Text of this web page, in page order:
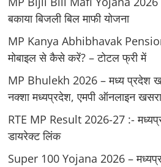
बकाया बिजली बिल माफी योजना
MP Kanya Abhibhavak
मोबाइल से कैसे करें? – टोटल फ्री में
MP Bhulekh 2026 – मध्य प्रदेश
नक्शा मध्यप्रदेश, एमपी ऑनलाइन
RTE MP Result 2026-27 :-
डायरेक्ट लिंक
Super 100 Yojana 2026 –